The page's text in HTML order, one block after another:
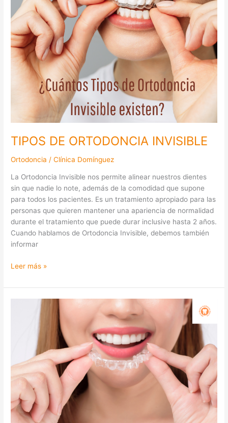
TIPOS DE ORTODONCIA INVISIBLE
Ortodoncia /Clínica Domínguez
La Ortodoncia Invisible nos permite alinear nuestros dientes
sin que nadie lo note, además de la comodidad que supone
para todos los pacientes. Es un tratamiento apropiado para las
personas que quieren mantener una apariencia de normalidad
durante el tratamiento que puede durar inclusive hasta 2 años.
Cuando hablamos de Ortodoncia Invisible, debemos también
informar
Leer más »
Ortodoncia
Invisible?